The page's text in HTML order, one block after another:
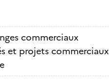
commerciaux
et projets commerciaux